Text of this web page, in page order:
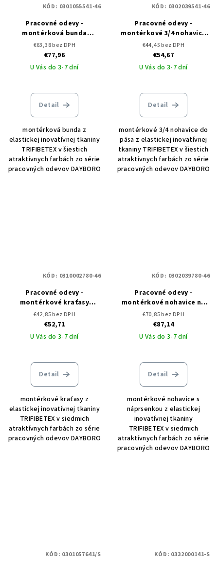
Pracovné odevy -
montérková bunda
DAYBORO CERVA
€63,38 bez DPH
€77,96
U Vás do 3-7 dní
Detail
montérková bunda z
elastickej inovatívnej tkaniny
TRIFIBETEX v šiestich
atraktívnych farbách zo série
pracovných odevov DAYBORO
KÓD: 0301055541-46
Pracovné odevy -
montérkové 3/4 nohavice
do pása DAYBORO CERVA
€44,45 bez DPH
€54,67
U Vás do 3-7 dní
Detail
montérkové 3/4 nohavice do
pása z elastickej inovatívnej
tkaniny TRIFIBETEX v šiestich
atraktívnych farbách zo série
pracovných odevov DAYBORO
KÓD: 0302039541-46
Pracovné odevy -
montérkové kraťasy
DAYBORO CERVA
€42,85 bez DPH
€52,71
U Vás do 3-7 dní
Detail
montérkové kraťasy z
elastickej inovatívnej tkaniny
TRIFIBETEX v siedmich
atraktívnych farbách zo série
pracovných odevov DAYBORO
KÓD: 0310002780-46
Pracovné odevy -
montérkové nohavice na
traky DAYBORO CERVA
€70,85 bez DPH
€87,14
U Vás do 3-7 dní
Detail
montérkové nohavice s
náprsenkou z elastickej
inovatívnej tkaniny
TRIFIBETEX v siedmich
atraktívnych farbách zo série
pracovných odevov DAYBORO
KÓD: 0302039780-46
KÓD: 0301057641/S KÓD: 0332000141-S